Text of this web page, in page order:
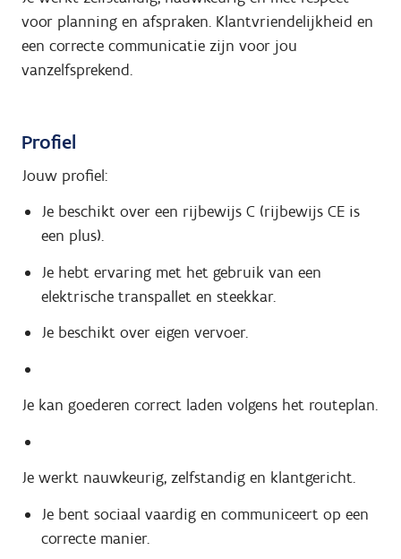
voor planning en afspraken. Klantvriendelijkheid en
een correcte communicatie zijn voor jou
vanzelfsprekend.
Profiel
Jouw profiel:
Je beschikt over een rijbewijs C (rijbewijs CE is
een plus).
Je hebt ervaring met het gebruik van een
elektrische transpallet en steekkar.
Je beschikt over eigen vervoer.
Je kan goederen correct laden volgens het routeplan.
Je werkt nauwkeurig, zelfstandig en klantgericht.
Je bent sociaal vaardig en communiceert op een
correcte manier.